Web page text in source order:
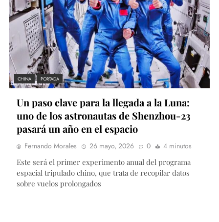
CHINA PORTADA
Un paso clave para la llegada a la Luna:
uno de los astronautas de Shenzhou-23
pasará un año en el espacio
Fernando Morales 26 mayo, 2026 0
4 minutos
Este será el primer experimento anual del programa
espacial tripulado chino, que trata de recopilar datos
sobre vuelos prolongados